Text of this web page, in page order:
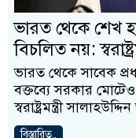
ভারত থেকে শেখ
বিচলিত নয়:
ভারত থেকে সাবেক
বক্তব্যে সরকার
স্বরাষ্ট্রমন্ত্রী
বিস্তারিত..